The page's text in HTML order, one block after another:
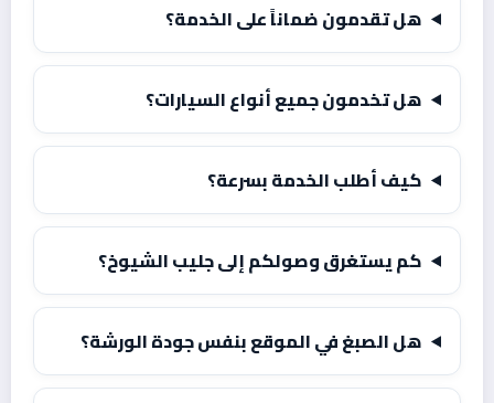
هل تقدمون ضماناً على الخدمة؟
هل تخدمون جميع أنواع السيارات؟
كيف أطلب الخدمة بسرعة؟
كم يستغرق وصولكم إلى جليب الشيوخ؟
هل الصبغ في الموقع بنفس جودة الورشة؟